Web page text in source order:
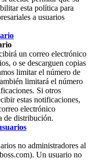
esta política para
a usuarios
á un correo electrónico
, o se descarguen copias
limitar el número de
én limitará el número
. Si otros
estas notificaciones,
electrónico
de distribución.
no administradores al
.com). Un usuario no